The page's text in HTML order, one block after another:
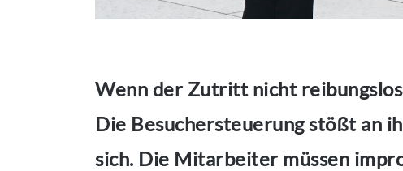
Wenn der Zutritt nicht
Die Besuchersteuerung stößt an
sich. Die Mitarbeiter müssen